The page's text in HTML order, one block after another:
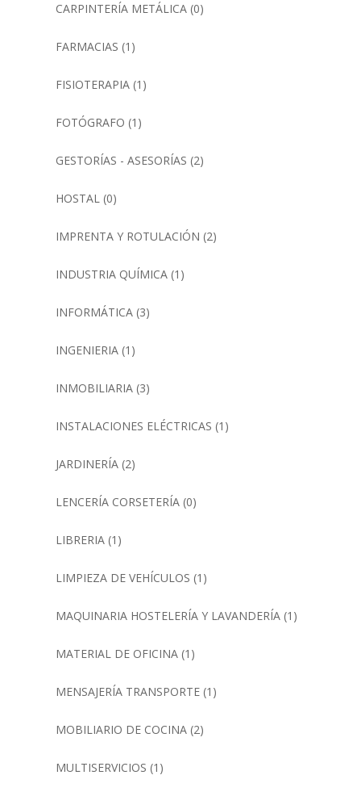
CARPINTERÍA METÁLICA(0)
FARMACIAS (1)
FISIOTERAPIA(1)
FOTÓGRAFO (1)
GESTORÍAS - ASESORÍAS (2)
HOSTAL(0)
IMPRENTA Y ROTULACIÓN (2)
INDUSTRIA QUÍMICA(1)
INFORMÁTICA(3)
INGENIERIA(1)
INMOBILIARIA(3)
INSTALACIONES ELÉCTRICAS (1)
JARDINERÍA(2)
LENCERÍA CORSETERÍA(0)
LIBRERIA(1)
LIMPIEZA DE VEHÍCULOS (1)
MAQUINARIA HOSTELERÍA Y LAVANDERÍA(1)
MATERIAL DE OFICINA(1)
MENSAJERÍA TRANSPORTE(1)
MOBILIARIO DE COCINA(2)
MULTISERVICIOS (1)